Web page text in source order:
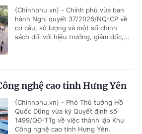
(Chinhphu.vn) - Chính phủ vừa ban
hành Nghị quyết 37/2026/NQ-CP về
cơ cấu, số lượng và một số chính
sách đối với hiệu trưởng, giám đốc,...
nghệ cao tỉnh Hưng Yên
(Chinhphu.vn) - Phó Thủ tướng Hồ
Quốc Dũng vừa ký Quyết định số
1499/QĐ-TTg về việc thành lập Khu
Công nghệ cao tỉnh Hưng Yên.